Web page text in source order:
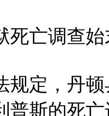
死亡调查始
规定，丹
普斯的死